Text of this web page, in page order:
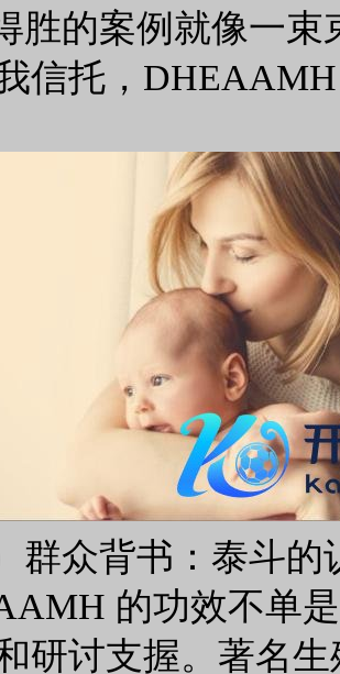
胜的案例就像一
信托，
群众背书：泰斗的
的功效不单
研讨支握。著名